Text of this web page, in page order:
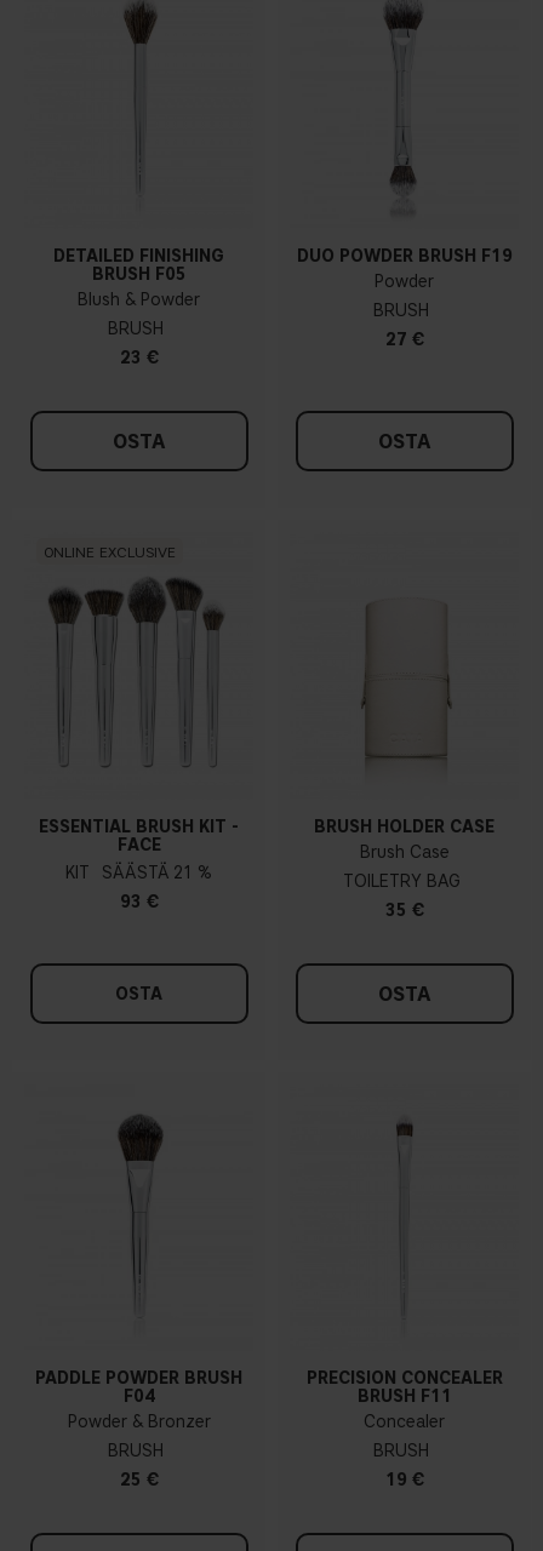
DETAILED FINISHING
BRUSH F05
Blush & Powder
BRUSH
23 €
OSTA
DUO POWDER BRUSH F19
Powder
BRUSH
27 €
OSTA
ONLINE EXCLUSIVE
ESSENTIAL BRUSH KIT -
FACE
KIT
21 %
93 €
OSTA
BRUSH HOLDER CASE
Brush Case
TOILETRY BAG
35 €
OSTA
PADDLE POWDER BRUSH
F04
Powder & Bronzer
BRUSH
25 €
PRECISION CONCEALER
BRUSH F11
Concealer
BRUSH
19 €